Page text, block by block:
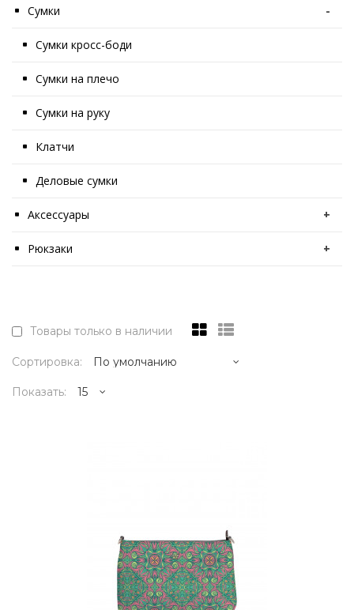
Сумки -
Сумки кросс-боди
Сумки на плечо
Сумки на руку
Клатчи
Деловые сумки
Аксессуары +
Рюкзаки +
Товары только в наличии
Сортировка:
Показать:
КУПИТЬ